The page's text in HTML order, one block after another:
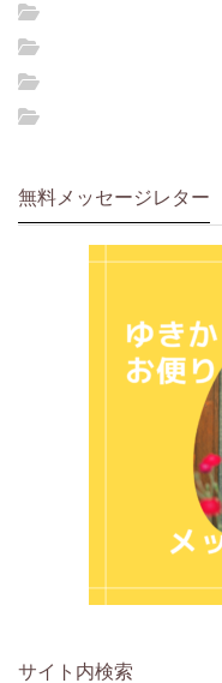
無料メッセージレター
サイト内検索